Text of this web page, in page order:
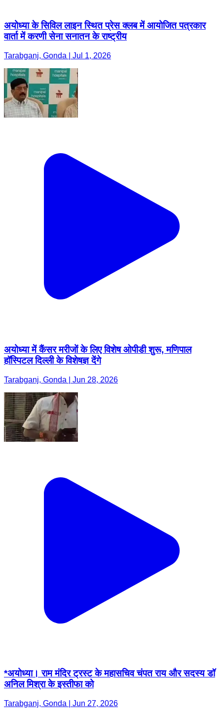
अयोध्या के सिविल लाइन स्थित प्रेस क्लब में आयोजित पत्रकार
वार्ता में करणी सेना सनातन के राष्ट्रीय
Tarabganj, Gonda | Jul 1, 2026
अयोध्या में कैंसर मरीजों के लिए विशेष ओपीडी शुरू, मणिपाल
हॉस्पिटल दिल्ली के विशेषज्ञ देंगे
Tarabganj, Gonda | Jun 28, 2026
*अयोध्या। राम मंदिर ट्रस्ट के महासचिव चंपत राय और सदस्य डॉ
अनिल मिश्रा के इस्तीफा को
Tarabganj, Gonda | Jun 27, 2026